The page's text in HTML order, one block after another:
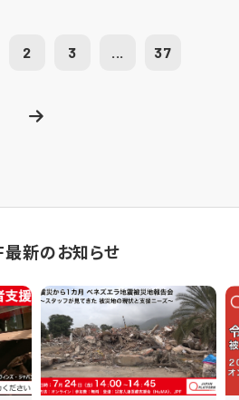
2 3 ... 37
最新のお知らせ